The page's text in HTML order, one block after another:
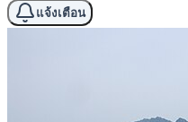
แจ้งเตือน